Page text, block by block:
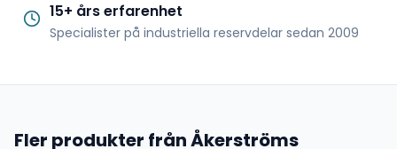
15+ års erfarenhet
Specialister på industriella reservdelar sedan 2009
Fler produkter från Åkerströms